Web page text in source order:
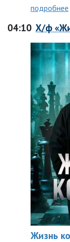
подробнее
04:10 Х/ф
Жизнь